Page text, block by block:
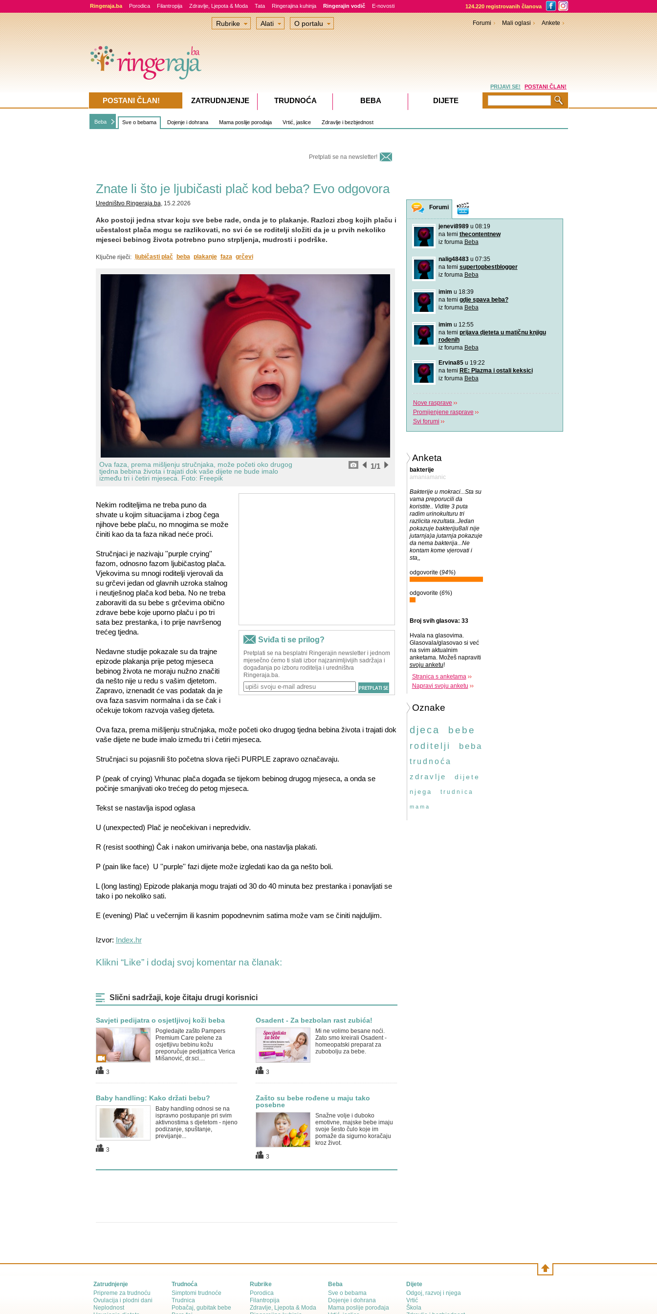
Ringeraja.ba Porodica Filantropija Zdravlje, Ljepota & Moda Tata Ringerajina kuhinja Ringerajin vodič E-novosti 124.220 registrovanih članova
Beba Sve o bebama Dojenje i dohrana Mama poslije porođaja Vrtić, jaslice Zdravlje i bezbjednost
Pretplati se na newsletter!
Znate li što je ljubičasti plač kod beba? Evo odgovora
Uredništvo Ringeraja.ba, 15.2.2026
Ako postoji jedna stvar koju sve bebe rade, onda je to plakanje. Razlozi zbog kojih plaču i
učestalost plača mogu se razlikovati, no svi će se roditelji složiti da je u prvih nekoliko
mjeseci bebinog života potrebno puno strpljenja, mudrosti i podrške.
Ključne riječi: ljubičasti plač beba plakanje faza grčevi
Ova faza, prema mišljenju stručnjaka, može početi oko drugog
tjedna bebina života i trajati dok vaše dijete ne bude imalo
između tri i četiri mjeseca. Foto: Freepik
/1
1
Nekim roditeljima ne treba puno da
shvate u kojim situacijama i zbog čega
njihove bebe plaču, no mnogima se može
činiti kao da ta faza nikad neće proći.
Stručnjaci je nazivaju ''purple crying''
fazom, odnosno fazom ljubičastog plača.
Vjekovima su mnogi roditelji vjerovali da
su grčevi jedan od glavnih uzroka stalnog
i neutješnog plača kod beba. No ne treba
zaboraviti da su bebe s grčevima obično
zdrave bebe koje uporno plaču i po tri
sata bez prestanka, i to prije navršenog
trećeg tjedna.
Nedavne studije pokazale su da trajne
epizode plakanja prije petog mjeseca
bebinog života ne moraju nužno značiti
da nešto nije u redu s vašim djetetom.
Zapravo, iznenadit će vas podatak da je
ova faza sasvim normalna i da se čak i
očekuje tokom razvoja vašeg djeteta.
Ova faza, prema mišljenju stručnjaka, može početi oko drugog tjedna bebina života i trajati dok
vaše dijete ne bude imalo između tri i četiri mjeseca.
Stručnjaci su pojasnili što početna slova riječi PURPLE zapravo označavaju.
P (peak of crying) Vrhunac plača događa se tijekom bebinog drugog mjeseca, a onda se
počinje smanjivati oko trećeg do petog mjeseca.
Tekst se nastavlja ispod oglasa
U (unexpected) Plač je neočekivan i nepredvidiv.
R (resist soothing) Čak i nakon umirivanja bebe, ona nastavlja plakati.
P (pain like face) U ''purple'' fazi dijete može izgledati kao da ga nešto boli.
L (long lasting) Epizode plakanja mogu trajati od 30 do 40 minuta bez prestanka i ponavljati se
tako i po nekoliko sati.
E (evening) Plač u večernjim ili kasnim popodnevnim satima može vam se činitinajduljim.
Izvor: Index.hr
Klikni “Like” i dodaj svoj komentar na članak:
Slični sadržaji, koje čitaju drugi korisnici
Savjeti pedijatra o osjetljivoj koži beba
Pogledajte zašto Pampers
Premium Care pelene za
osjetljivu bebinu kožu
preporučuje pedijatrica Verica
Mišanović, dr.sci....
3
Osadent - Za bezbolan rast zubića!
Mi ne volimo besane noći.
Zato smo kreirali Osadent -
homeopatski preparat za
zubobolju za bebe.
3
Baby handling: Kako držati bebu?
Baby handling odnosi se na
ispravno postupanje pri svim
aktivnostima s djetetom - njeno
podizanje, spuštanje,
previjanje...
3
Zašto su bebe rođene u maju tako
posebne
Snažne volje i duboko
emotivne, majske bebe imaju
svoje šesto čulo koje im
pomaže da sigurno koračaju
kroz život.
3
Forumi
jenevi8989u 08:19
na temi thecontentnew
iz foruma Beba
nalig48483u 07:35
na temi supertopbestblogger
iz foruma Beba
imim u 18:39
na temi gdje spava beba?
iz foruma Beba
imim u 12:55
na temi prijava djeteta u matičnu knjigu
rođenih
iz foruma Beba
Ervina85u 19:22
na temi RE: Plazma i ostali keksici
iz foruma Beba
Nove rasprave
Promijenjene rasprave
Svi forumi
Anketa
bakterije
amaniamanic
Bakterije u mokraci...Sta su
vama preporucili da
koristite.. Vidite 3 puta
radim urinokulturu tri
razlicita rezultata..Jedan
pokazuje bakteriju8ali nije
jutarnja)a jutarnja pokazuje
da nema bakterija...Ne
kontam kome vjerovati i
sta,,
odgovorite (94%)
odgovorite (6%)
Broj svih glasova: 33
Hvala na glasovima.
Glasovala/glasovao si već
na svim aktualnim
anketama. Možeš napraviti
svoju anketu!
Stranica s anketama
Napravi svoju anketu
Oznake
djeca bebe
roditelji beba
trudnoća
zdravlje
dijete
njega trudnica
mama
Rubrike Alati O portalu Forumi Mali oglasi Ankete
PRIJAVI SE! POSTANI ČLAN!
POSTANI ČLAN! ZATRUDNJENJE TRUDNOĆA BEBA DIJETE
Zatrudnjenje
Pripreme za trudnoću
Ovulacija i plodni dani
Neplodnost
Trudnoća
Simptomi trudnoće
Trudnica
Pobačaj, gubitak bebe
Rubrike
Porodica
Filantropija
Zdravlje, Ljepota & Moda
Beba
Sve o bebama
Dojenje i dohrana
Mama poslije porođaja
Dijete
Odgoj, razvoj i njega
Vrtić
Škola